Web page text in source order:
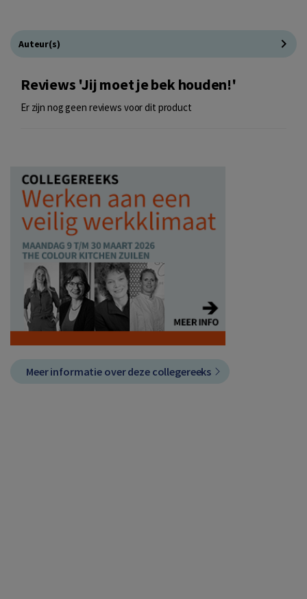
Auteur(s)
Reviews 'Jij moet je bek houden!'
Er zijn nog geen reviews voor dit product
Meer informatie over deze collegereeks